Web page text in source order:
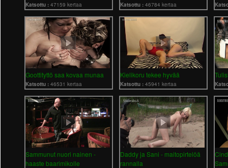
Katsottu :47159 kertaa Katsottu :46784 kertaa
Goottityttö saa kovaa munaa
Katsottu :46531 kertaa
Kielikoru tekee hyvää
Katsottu :45941 kertaa
Sammunut nuori nainen -
haaste baarimikolle
Daddy ja Sani - maitopirtelöä
rannalla